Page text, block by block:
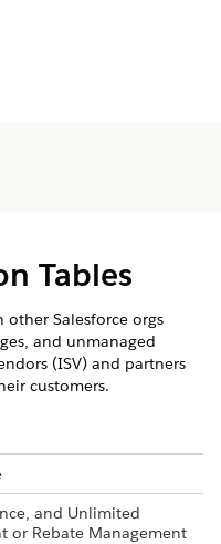
Tables
other Salesforce orgs
and unmanaged
(ISV) and partners
customers.
and Unlimited
or Rebate Management